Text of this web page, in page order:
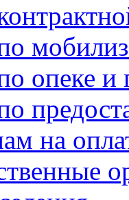
опеке и
на